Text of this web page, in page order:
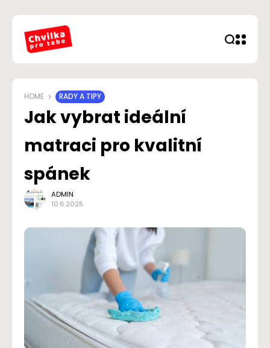
HOME RADY A TIPY
Jak vybrat ideální
matraci pro kvalitní
spánek
ADMIN
10.6.2025